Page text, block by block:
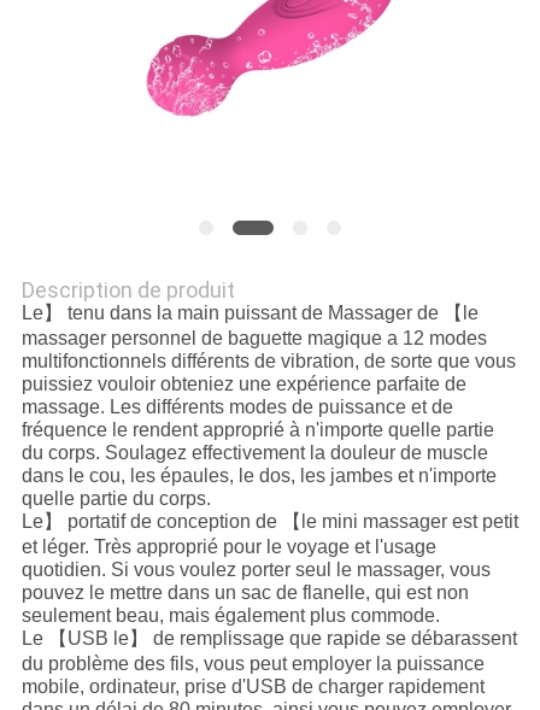
Description de produit
Le】 tenu dans la main puissant de Massager de 【le
massager personnel de baguette magique a 12 modes
multifonctionnels différents de vibration, de sorte que vous
puissiez vouloir obteniez une expérience parfaite de
massage. Les différents modes de puissance et de
fréquence le rendent approprié à n'importe quelle partie
du corps. Soulagez effectivement la douleur de muscle
dans le cou, les épaules, le dos, les jambes et n'importe
quelle partie du corps.
Le】 portatif de conception de 【le mini massager est petit
et léger. Très approprié pour le voyage et l'usage
quotidien. Si vous voulez porter seul le massager, vous
pouvez le mettre dans un sac de flanelle, qui est non
seulement beau, mais également plus commode.
Le 【USB le】 de remplissage que rapide se débarassent
du problème des fils, vous peut employer la puissance
mobile, ordinateur, prise d'USB de charger rapidement